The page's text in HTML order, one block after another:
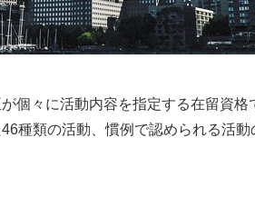
個々に活動内容を指定する在留資
種類の活動、慣例で認められる活動